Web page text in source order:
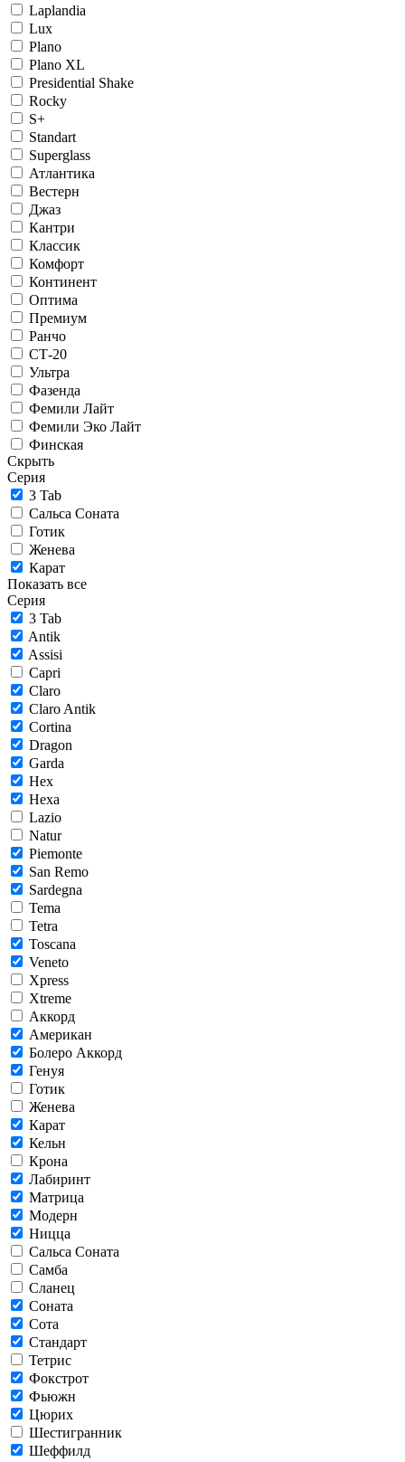
Laplandia
Lux
Plano
Plano XL
Presidential Shake
Rocky
S+
Standart
Superglass
Атлантика
Вестерн
Джаз
Кантри
Классик
Комфорт
Континент
Оптима
Премиум
Ранчо
СТ-20
Ультра
Фазенда
Фемили Лайт
Фемили Эко Лайт
Финская
Скрыть
Серия
3 Tab
Сальса Соната
Готик
Женева
Карат
Показать все
Серия
3 Tab
Antik
Assisi
Capri
Claro
Claro Antik
Cortina
Dragon
Garda
Hex
Hexa
Lazio
Natur
Piemonte
San Remo
Sardegna
Tema
Tetra
Toscana
Veneto
Xpress
Xtreme
Аккорд
Американ
Болеро Аккорд
Генуя
Готик
Женева
Карат
Кельн
Крона
Лабиринт
Матрица
Модерн
Ницца
Сальса Соната
Самба
Сланец
Соната
Сота
Стандарт
Тетрис
Фокстрот
Фьюжн
Цюрих
Шестигранник
Шеффилд